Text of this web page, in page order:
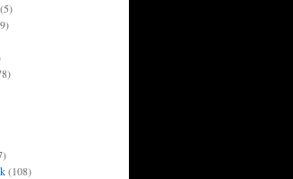
(5)
(108)